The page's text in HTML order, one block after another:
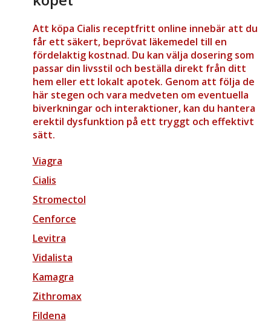
Att köpa Cialis receptfritt online innebär att du
får ett säkert, beprövat läkemedel till en
fördelaktig kostnad. Du kan välja dosering som
passar din livsstil och beställa direkt från ditt
hem eller ett lokalt apotek. Genom att följa de
här stegen och vara medveten om eventuella
biverkningar och interaktioner, kan du hantera
erektil dysfunktion på ett tryggt och effektivt
sätt.
Viagra
Cialis
Stromectol
Cenforce
Levitra
Vidalista
Kamagra
Zithromax
Fildena